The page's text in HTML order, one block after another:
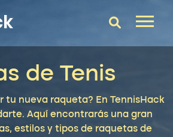
de tenis
de Tenis
tu nueva raqueta? En TennisHack
Aquí encontrarás una gran
estilos y tipos de raquetas de